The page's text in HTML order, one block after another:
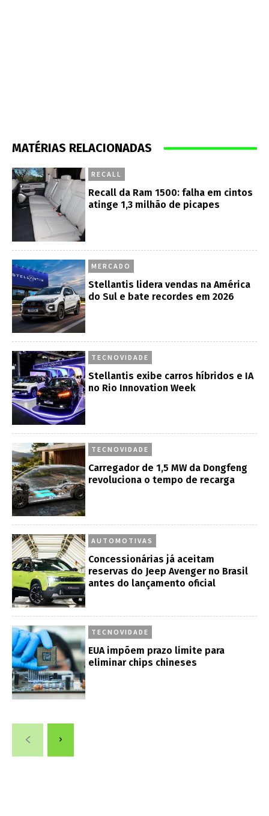
MATÉRIAS RELACIONADAS
RECALL
Recall da Ram 1500: falha em cintos
atinge 1,3 milhão de picapes
MERCADO
Stellantis lidera vendas na América
do Sul e bate recordes em 2026
TECNOVIDADE
Stellantis exibe carros híbridos e IA
no Rio Innovation Week
TECNOVIDADE
Carregador de 1,5 MW da Dongfeng
revoluciona o tempo de recarga
AUTOMOTIVAS
Concessionárias já aceitam
reservas do Jeep Avenger no Brasil
antes do lançamento oficial
TECNOVIDADE
EUA impõem prazo limite para
eliminar chips chineses